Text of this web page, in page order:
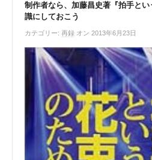
制作者なら、加藤昌史著『拍手と
識にしておこう
カテゴリー: 再録 オン 2013年6月23日